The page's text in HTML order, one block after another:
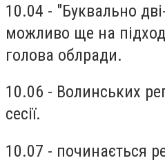
10.04 - "Буквально
можливо ще на
голова облради.
10.06 - Волинських
сесії.
10.07 - починається